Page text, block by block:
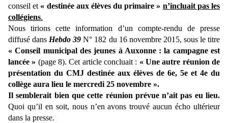
conseil et « destinée aux élèves du primaire » n’incluait pas les
collégiens.
Nous tirions cette information d’un compte-rendu de presse
diffusé dans Hebdo 39 N° 182 du 16 novembre 2015, sous le titre
« Conseil municipal des jeunes à Auxonne : la campagne est
lancée » (page 8). Cet article concluait : « Une autre réunion de
présentation du CMJ destinée aux élèves de 6e, 5e et 4e du
collège aura lieu le mercredi 25 novembre ».
Il semblerait bien que cette réunion prévue n’ait pas eu lieu.
Quoi qu’il en soit, nous n’en avons trouvé aucun écho ultérieur
dans la presse.